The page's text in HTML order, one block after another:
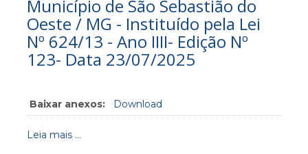
Município de São Sebastião do
Oeste / MG - Instituído pela Lei
Nº 624/13 - Ano IIII- Edição Nº
123- Data 23/07/2025
Baixar anexos: Download
Leia mais ...